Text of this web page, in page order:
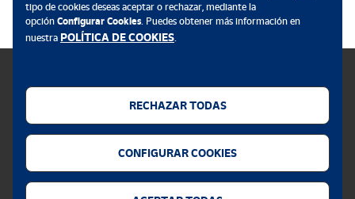
Política de cookies
Privacidad web
tipo de cookies deseas aceptar o rechazar, mediante la
opción Configurar Cookies. Puedes obtener más información en
nuestra POLÍTICA DE COOKIES.
RECHAZAR TODAS
CONFIGURAR COOKIES